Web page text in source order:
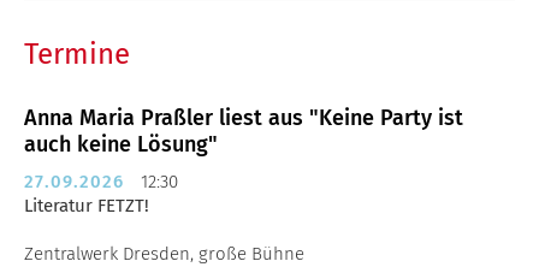
Termine
Anna Maria Praßler liest aus "Keine Party ist
auch keine Lösung"
27.09.2026
12:30
Literatur FETZT!
Zentralwerk Dresden, große Bühne